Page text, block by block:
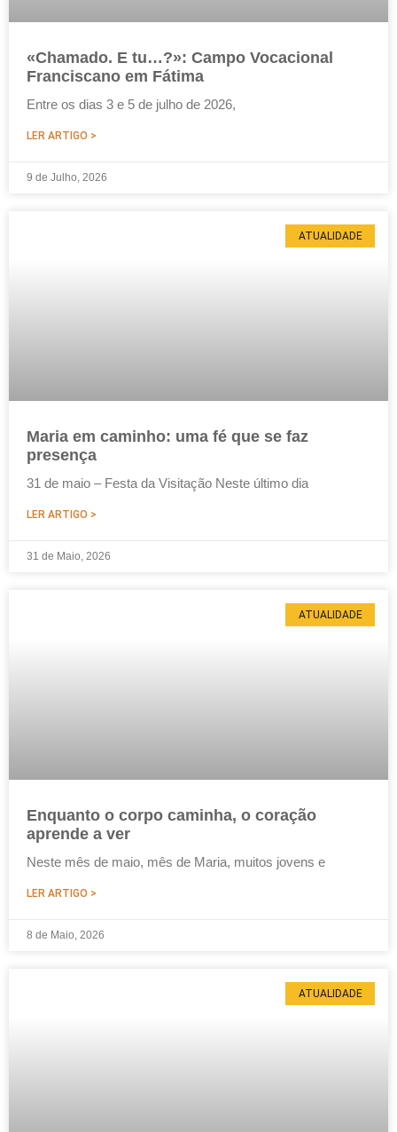
«Chamado. E tu…?»: Campo Vocacional
Franciscano em Fátima
Entre os dias 3 e 5 de julho de 2026,
LER ARTIGO >
9 de Julho, 2026
ATUALIDADE
Maria em caminho: uma fé que se faz
presença
31 de maio – Festa da Visitação Neste último dia
LER ARTIGO >
31 de Maio, 2026
ATUALIDADE
Enquanto o corpo caminha, o coração
aprende a ver
Neste mês de maio, mês de Maria, muitos jovens e
LER ARTIGO >
8 de Maio, 2026
ATUALIDADE